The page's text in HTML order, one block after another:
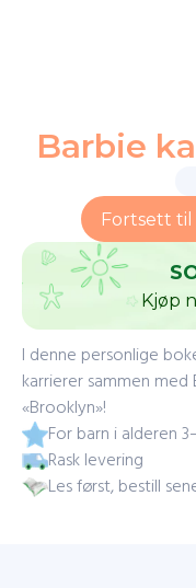
Barbie
Fortsett til
Kjøp
I denne personlige
karrierer sammen
«Brooklyn»!
For barn i alderen
Rask levering
Les først, bestill